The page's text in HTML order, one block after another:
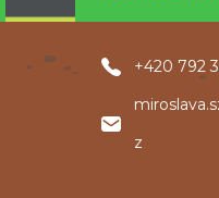
+420 792
z